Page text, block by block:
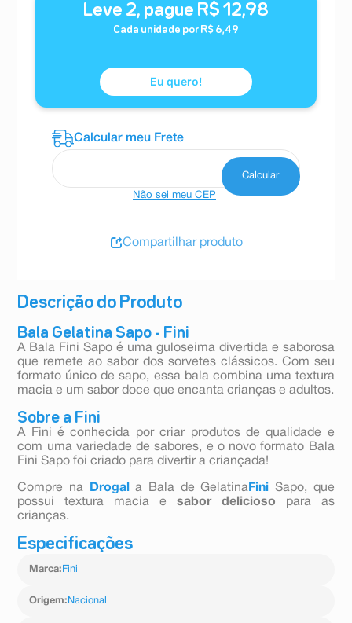
Descrição do Produto
Bala Gelatina Sapo - Fini
A Bala Fini Sapo é uma guloseima divertida e saborosa
que remete ao sabor dos sorvetes clássicos. Com seu
formato único de sapo, essa bala combina uma textura
macia e um sabor doce que encanta crianças e adultos.
Sobre a Fini
A Fini é conhecida por criar produtos de qualidade e
com uma variedade de sabores, e o novo formato Bala
Fini Sapo foi criado para divertir a criançada!
Compre na Drogal a Bala de Gelatina Fini Sapo, que
possui textura macia e sabor delicioso para as
crianças.
Especificações
Marca: Fini
Origem: Nacional
Leve 2, pague R$ 12,98
Cada unidade por R$ 6,49
Eu quero!
Não sei meu CEP
Compartilhar produto